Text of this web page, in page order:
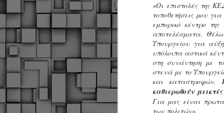
«Οι επιστολές της
τοποθετήσεις μου
εμπορικό κέντρο
αποτελέσματα. Θέλω
Υπουργείου για
υπόλοιπα αστικά
στη συνάντηση με
στενά με το
και καταστροφών.
καθιερωθούν
Για μας είναι
των πολιτών».